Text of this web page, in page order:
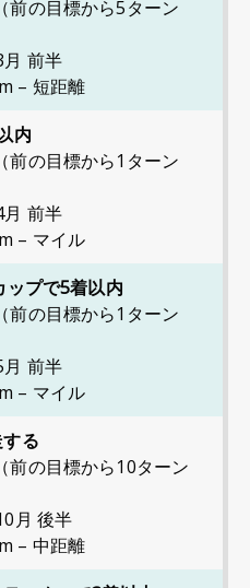
前の目標から5ターン
月 前半
– 短距離
内
前の目標から1ターン
月 前半
– マイル
ップで5着以内
前の目標から1ターン
月 前半
– マイル
る
前の目標から10ターン
月 後半
– 中距離